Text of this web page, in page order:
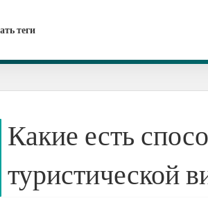
теги
Какие есть
туристической